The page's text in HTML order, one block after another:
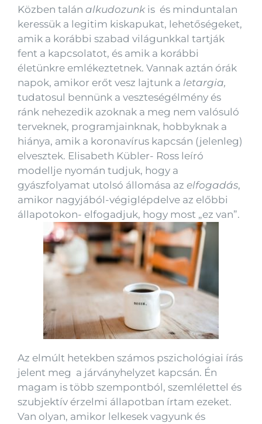
Közben talán alkudozunk is és minduntalan
keressük a legitim kiskapukat, lehetőségeket,
amik a korábbi szabad világunkkal tartják
fent a kapcsolatot, és amik a korábbi
életünkre emlékeztetnek. Vannak aztán órák
napok, amikor erőt vesz lajtunk a letargia,
tudatosul bennünk a veszteségélmény és
ránk nehezedik azoknak a meg nem valósuló
terveknek, programjainknak, hobbyknak a
hiánya, amik a koronavírus kapcsán (jelenleg)
elvesztek. Elisabeth Kübler- Ross leíró
modellje nyomán tudjuk, hogy a
gyászfolyamat utolsó állomása az elfogadás,
amikor nagyjából-végiglépdelve az előbbi
állapotokon- elfogadjuk, hogy most „ez van”.
Az elmúlt hetekben számos pszichológiai írás
jelent meg a járványhelyzet kapcsán. Én
magam is több szempontból, szemlélettel és
szubjektív érzelmi állapotban írtam ezeket.
Van olyan, amikor lelkesek vagyunk és